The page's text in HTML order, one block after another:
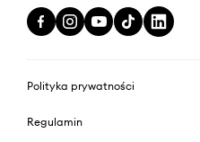
Polityka prywatności
Regulamin